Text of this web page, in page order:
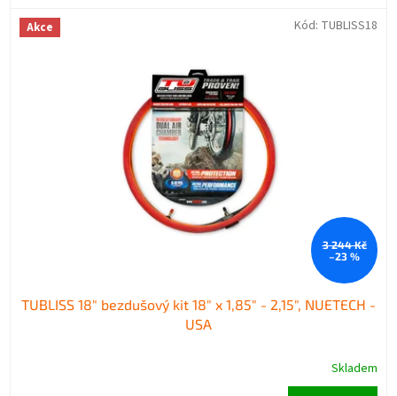
Akce
3 244 Kč
–23 %
TUBLISS 18" bezdušový kit 18" x 1,85" - 2,15", NUETECH -
USA
Skladem
Kód: TUBLISS18